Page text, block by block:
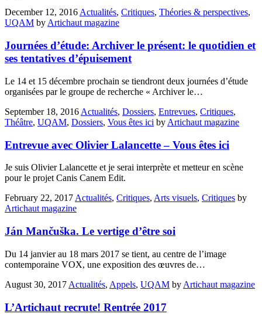
December 12, 2016Actualités, Critiques, Théories & perspectives,
UQAM byArtichaut magazine
Journées d’étude: Archiver le présent: le quotidien et
ses tentatives d’épuisement
Le 14 et 15 décembre prochain se tiendront deux journées d’étude
organisées par le groupe de recherche « Archiver le…
September 18, 2016 Actualités, Dossiers, Entrevues, Critiques,
Théâtre, UQAM, Dossiers, Vous êtes ici by Artichaut magazine
Entrevue avec Olivier Lalancette – Vous êtes ici
Je suis Olivier Lalancette et je serai interprète et metteur en scène
pour le projet Canis Canem Edit.
February 22, 2017 Actualités, Critiques, Arts visuels, Critiques by
Artichaut magazine
Ján Mančuška. Le vertige d’être soi
Du 14 janvier au 18 mars 2017 se tient, au centre de l’image
contemporaine VOX, une exposition des œuvres de…
August 30, 2017 Actualités, Appels, UQAM by Artichaut magazine
L’Artichaut recrute! Rentrée 2017